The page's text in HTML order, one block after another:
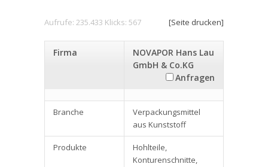
Aufrufe: 235.433 Klicks: 567 [Seite drucken]
Firma
NOVAPOR Hans Lau
GmbH & Co.KG
Anfragen
Branche
Verpackungsmittel
aus Kunststoff
Produkte
Hohlteile,
Konturenschnitte,